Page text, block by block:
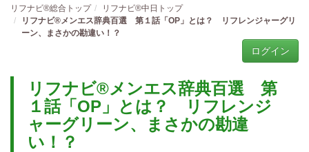
リフナビ®総合トップ
リフナビ®中日トップ
リフナビ®メンエス辞典百選 第１話「OP」とは？ リフレンジャーグリ
ーン、まさかの勘違い！？
ログイン
リフナビ®メンエス辞典百選 第
１話「OP」とは？ リフレンジ
ャーグリーン、まさかの勘違
い！？